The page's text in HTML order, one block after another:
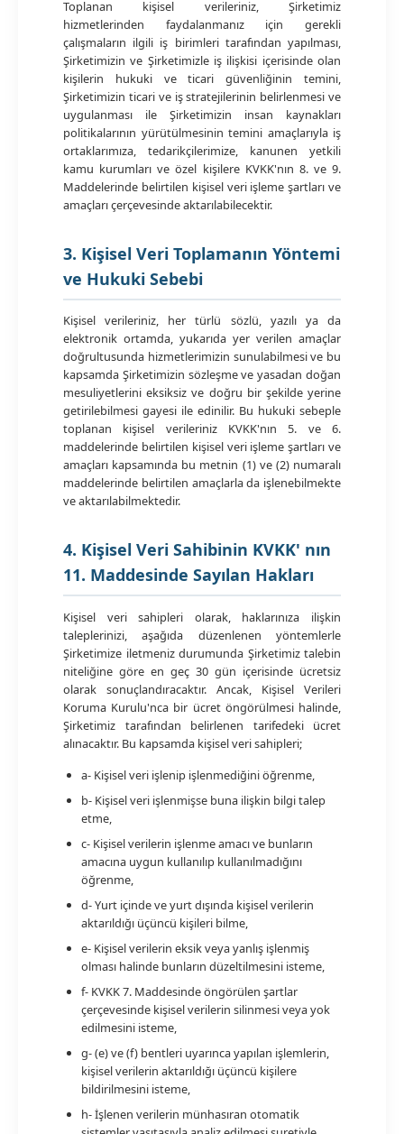
Toplanan kişisel verileriniz, Şirketimiz
hizmetlerinden faydalanmanız için gerekli
çalışmaların ilgili iş birimleri tarafından yapılması,
Şirketimizin ve Şirketimizle iş ilişkisi içerisinde olan
kişilerin hukuki ve ticari güvenliğinin temini,
Şirketimizin ticari ve iş stratejilerinin belirlenmesi ve
uygulanması ile Şirketimizin insan kaynakları
politikalarının yürütülmesinin temini amaçlarıyla iş
ortaklarımıza, tedarikçilerimize, kanunen yetkili
kamu kurumları ve özel kişilere KVKK'nın 8. ve 9.
Maddelerinde belirtilen kişisel veri işleme şartları ve
amaçları çerçevesinde aktarılabilecektir.
3. Kişisel Veri Toplamanın Yöntemi
ve Hukuki Sebebi
Kişisel verileriniz, her türlü sözlü, yazılı ya da
elektronik ortamda, yukarıda yer verilen amaçlar
doğrultusunda hizmetlerimizin sunulabilmesi ve bu
kapsamda Şirketimizin sözleşme ve yasadan doğan
mesuliyetlerini eksiksiz ve doğru bir şekilde yerine
getirilebilmesi gayesi ile edinilir. Bu hukuki sebeple
toplanan kişisel verileriniz KVKK'nın 5. ve 6.
maddelerinde belirtilen kişisel veri işleme şartları ve
amaçları kapsamında bu metnin (1) ve (2) numaralı
maddelerinde belirtilen amaçlarla da işlenebilmekte
ve aktarılabilmektedir.
4. Kişisel Veri Sahibinin KVKK' nın
11. Maddesinde Sayılan Hakları
Kişisel veri sahipleri olarak, haklarınıza ilişkin
taleplerinizi, aşağıda düzenlenen yöntemlerle
Şirketimize iletmeniz durumunda Şirketimiz talebin
niteliğine göre en geç 30 gün içerisinde ücretsiz
olarak sonuçlandıracaktır. Ancak, Kişisel Verileri
Koruma Kurulu'nca bir ücret öngörülmesi halinde,
Şirketimiz tarafından belirlenen tarifedeki ücret
alınacaktır. Bu kapsamda kişisel veri sahipleri;
a- Kişisel veri işlenip işlenmediğini öğrenme,
b- Kişisel veri işlenmişse buna ilişkin bilgi talep
etme,
c- Kişisel verilerin işlenme amacı ve bunların
amacına uygun kullanılıp kullanılmadığını
öğrenme,
d- Yurt içinde ve yurt dışında kişisel verilerin
aktarıldığı üçüncü kişileri bilme,
e- Kişisel verilerin eksik veya yanlış işlenmiş
olması halinde bunların düzeltilmesini isteme,
f- KVKK 7. Maddesinde öngörülen şartlar
çerçevesinde kişisel verilerin silinmesi veya yok
edilmesini isteme,
g- (e) ve (f) bentleri uyarınca yapılan işlemlerin,
kişisel verilerin aktarıldığı üçüncü kişilere
bildirilmesini isteme,
h- İşlenen verilerin münhasıran otomatik